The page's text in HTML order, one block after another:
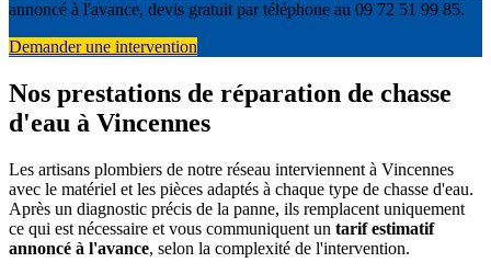
annoncé à l'avance, devis gratuit par téléphone au 09 72 51 99 85.
Demander une intervention
Nos prestations de réparation de chasse
d'eau à Vincennes
Les artisans plombiers de notre réseau interviennent à Vincennes
avec le matériel et les pièces adaptés à chaque type de chasse d'eau.
Après un diagnostic précis de la panne, ils remplacent uniquement
ce qui est nécessaire et vous communiquent un tarif estimatif
annoncé à l'avance, selon la complexité de l'intervention.